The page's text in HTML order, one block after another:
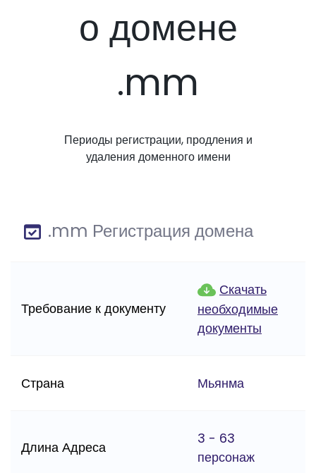
о домене
.mm
Периоды регистрации, продления и
удаления доменного имени
.mm Регистрация домена
Требование к документу
Скачать
необходимые
документы
Страна Мьянма
Длина Адреса
3 - 63
персонаж